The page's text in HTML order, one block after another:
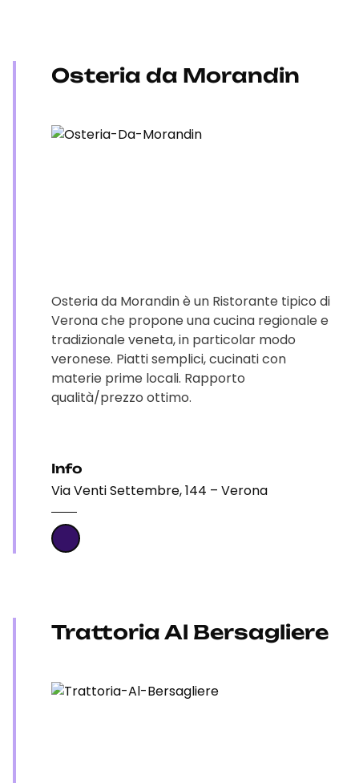
Osteria da Morandin
Osteria da Morandin è un Ristorante tipico di
Verona che propone una cucina regionale e
tradizionale veneta, in particolar modo
veronese. Piatti semplici, cucinati con
materie prime locali. Rapporto
qualità/prezzo ottimo.
Info
Via Venti Settembre, 144 – Verona
Trattoria Al Bersagliere